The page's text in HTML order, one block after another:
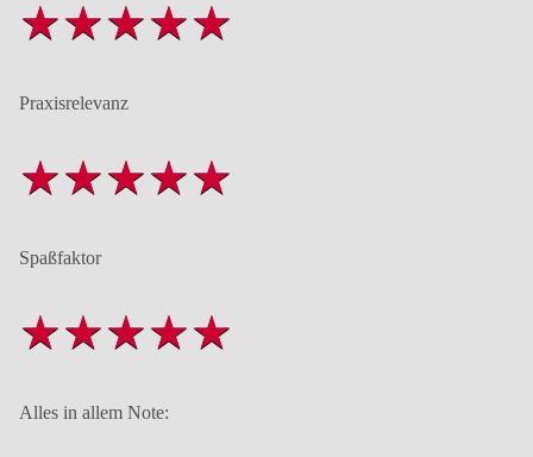
Praxisrelevanz
Spaßfaktor
Alles in allem Note: